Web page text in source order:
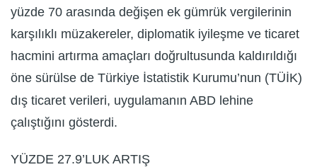
yüzde 70 arasında değişen ek gümrük vergilerinin
karşılıklı müzakereler, diplomatik iyileşme ve ticaret
hacmini artırma amaçları doğrultusunda kaldırıldığı
öne sürülse de Türkiye İstatistik Kurumu’nun (TÜİK)
dış ticaret verileri, uygulamanın ABD lehine
çalıştığını gösterdi.
YÜZDE 27.9’LUK ARTIŞ